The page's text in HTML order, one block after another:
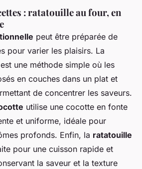
: ratatouille au four, en
peut être préparée de
pour varier les plaisirs. La
est une méthode simple où les
en couches dans un plat et
de concentrer les saveurs.
utilise une cocotte en fonte
et uniforme, idéale pour
profonds. Enfin, la ratatouille
pour une cuisson rapide et
la saveur et la texture